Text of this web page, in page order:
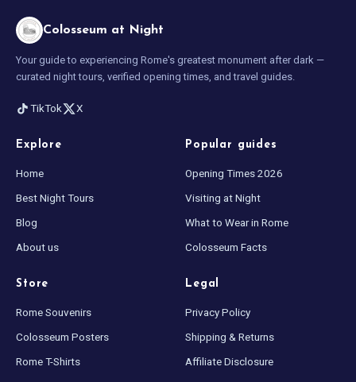
Colosseum at Night
Your guide to experiencing Rome's greatest monument after dark —
curated night tours, verified opening times, and travel guides.
TikTok X
Explore
Home
Best Night Tours
Blog
About us
Popular guides
Opening Times 2026
Visiting at Night
What to Wear in Rome
Colosseum Facts
Store
Rome Souvenirs
Colosseum Posters
Rome T-Shirts
Legal
Privacy Policy
Shipping & Returns
Affiliate Disclosure